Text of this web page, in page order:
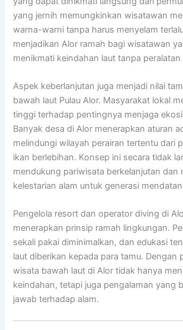
yang jernih memungkinkan wisatawan
warna-warni tanpa harus menyelam
menjadikan Alor ramah bagi wisatawan
menikmati keindahan laut tanpa
Aspek keberlanjutan juga menjadi nilai
bawah laut Pulau Alor. Masyarakat lokal
tinggi terhadap pentingnya menjaga
Banyak desa di Alor menerapkan aturan
melindungi wilayah perairan tertentu dari
ikan berlebihan. Konsep ini secara tidak
mendukung pariwisata berkelanjutan dan
kelestarian alam untuk generasi
Pengelola resort dan operator diving di
menerapkan prinsip ramah lingkungan.
sekali pakai diminimalkan, dan edukasi
laut diberikan kepada para tamu. Dengan
wisata bawah laut di Alor tidak hanya
keindahan, tetapi juga pengalaman yang
jawab terhadap alam.